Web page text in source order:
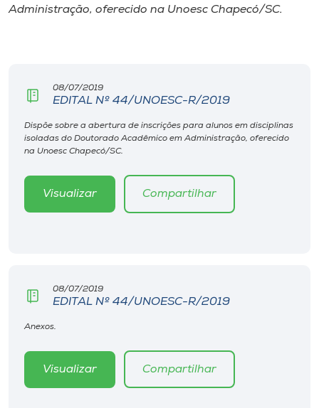
Editora
Rádio
Store
Selecione
Administração, oferecido na Unoesc Chapecó/SC.
08/07/2019
EDITAL Nº 44/UNOESC-R/2019
Dispõe sobre a abertura de inscrições para alunos em disciplinas
isoladas do Doutorado Acadêmico em Administração, oferecido
na Unoesc Chapecó/SC.
Visualizar Compartilhar
08/07/2019
EDITAL Nº 44/UNOESC-R/2019
Anexos.
Visualizar Compartilhar